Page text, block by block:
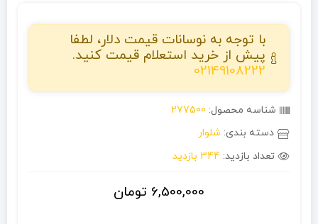
با توجه به نوسانات قیمت دلار، لطفا
پیش از خرید استعلام قیمت کنید.
02149108222
شناسه محصول: 277500
دسته بندی: شلوار
تعداد بازدید: 344 بازدید
6,500,000 تومان